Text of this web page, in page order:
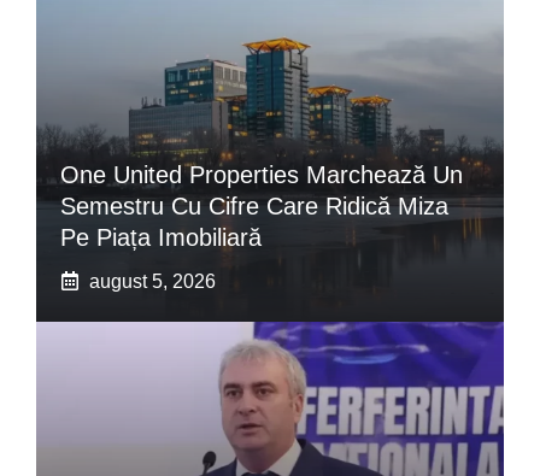
One United Properties Marchează Un
Semestru Cu Cifre Care Ridică Miza
Pe Piața Imobiliară
august 5, 2026